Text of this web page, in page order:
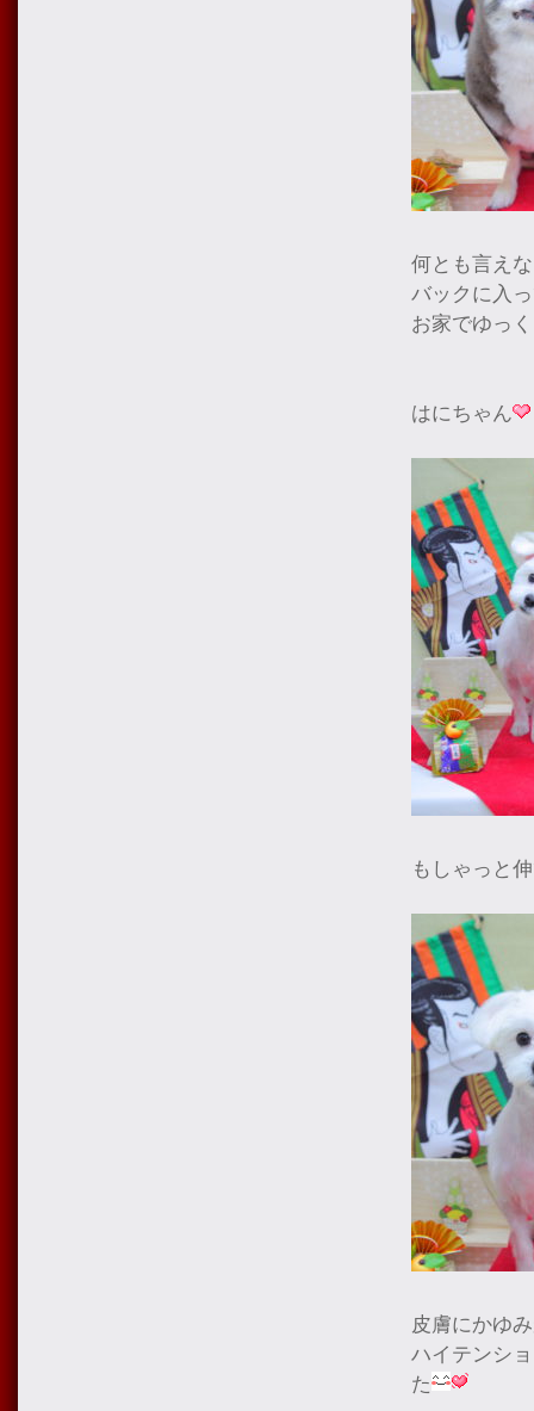
何とも言え
バックに入
お家でゆっ
はにちゃん
もしゃっと
皮膚にかゆ
ハイテンシ
た